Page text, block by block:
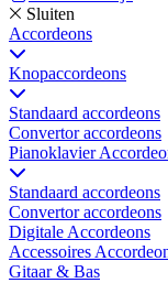
Sluiten
Accordeons
Knopaccordeons
Standaard accordeons
Convertor accordeons
Pianoklavier
Standaard accordeons
Convertor accordeons
Digitale Accordeons
Accessoires
Gitaar & Bas